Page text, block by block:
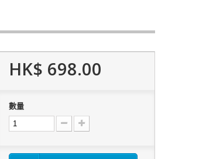
HK$ 698.00
數量